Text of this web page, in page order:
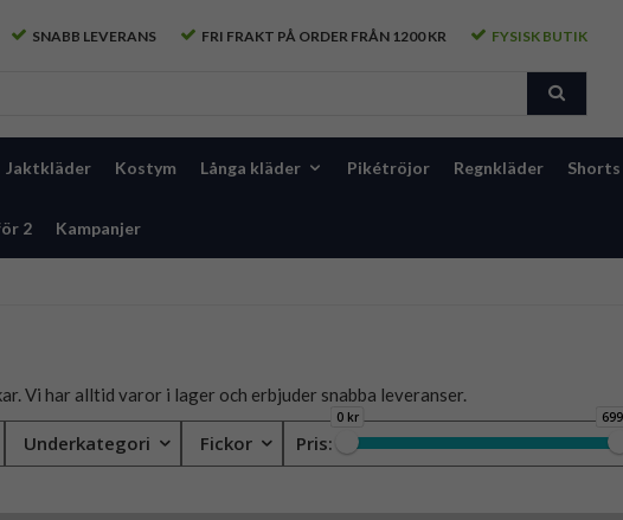
SNABB LEVERANS FRI FRAKT PÅ ORDER FRÅN 1200 KR FYSISK BUTIK
Jaktkläder Kostym Långa kläder Pikétröjor Regnkläder Shorts
2 Kampanjer
Vi har alltid varor i lager och erbjuder snabba leveranser.
Underkategori Fickor Pris:
0 kr